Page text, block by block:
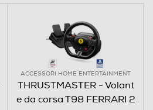
ACCESSORI HOME ENTERTAINMENT
THRUSTMASTER - Volant
e da corsa T98 FERRARI 2